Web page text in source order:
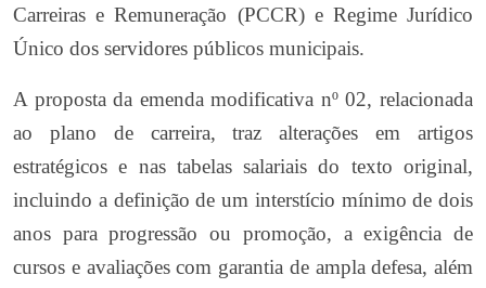
Carreiras e Remuneração (PCCR) e Regime Jurídico
Único dos servidores públicos municipais.
A proposta da emenda modificativa nº 02, relacionada
ao plano de carreira, traz alterações em artigos
estratégicos e nas tabelas salariais do texto original,
incluindo a definição de um interstício mínimo de dois
anos para progressão ou promoção, a exigência de
cursos e avaliações com garantia de ampla defesa, além